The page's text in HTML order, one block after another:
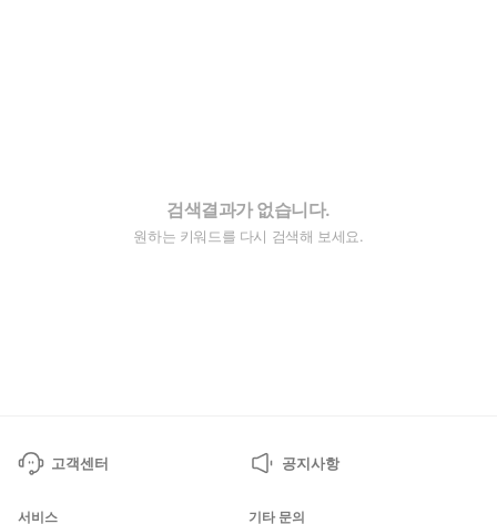
검색결과가 없습니다.
원하는 키워드를 다시 검색해 보세요.
고객센터 공지사항
서비스 기타 문의